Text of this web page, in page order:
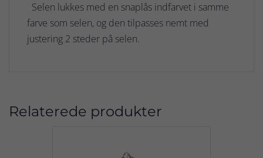
Selen lukkes med en snaplås indfarvet i samme
farve som selen, og den tilpasses nemt med
justering 2 steder på selen.
Relaterede produkter